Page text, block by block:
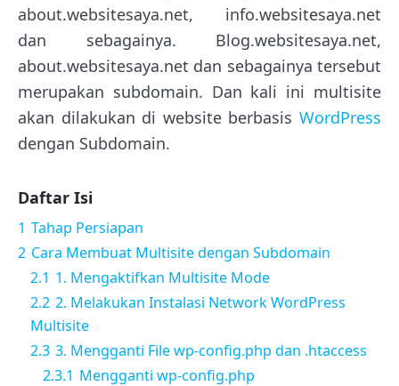
about.websitesaya.net, info.websitesaya.net
dan sebagainya. Blog.websitesaya.net,
about.websitesaya.net dan sebagainya tersebut
merupakan subdomain. Dan kali ini multisite
akan dilakukan di website berbasis WordPress
dengan Subdomain.
Daftar Isi
1 Tahap Persiapan
2 Cara Membuat Multisite dengan Subdomain
2.1 1. Mengaktifkan Multisite Mode
2.2 2. Melakukan Instalasi Network WordPress
Multisite
2.3 3. Mengganti File wp-config.php dan .htaccess
2.3.1 Mengganti wp-config.php